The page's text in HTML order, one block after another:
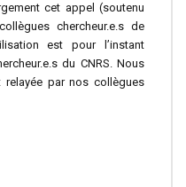
cet appel (soutenu
chercheur.e.s de
est pour l’instant
du CNRS. Nous
relayée par nos collègues